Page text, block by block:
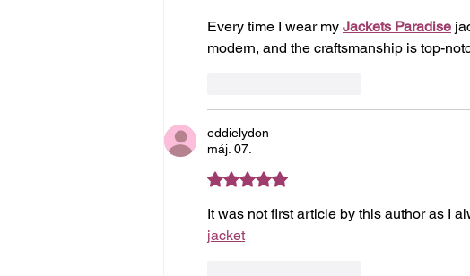
Every time I wear my Jackets Paradise
modern, and the craftsmanship is top-
eddielydon
máj. 07.
5 csillagot kapott az 5-ből.
It was not first article by this author as I
jacket